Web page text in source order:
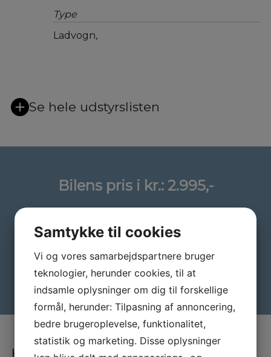
Type
Ladvogn,
Se hele udstyrslisten
Bilens pris i kr.: 2.995,-
Beregn finansiering
Samtykke til cookies
Vi og vores samarbejdspartnere bruger
teknologier, herunder cookies, til at
indsamle oplysninger om dig til forskellige
formål, herunder: Tilpasning af annoncering,
bedre brugeroplevelse, funktionalitet,
statistik og marketing. Disse oplysninger